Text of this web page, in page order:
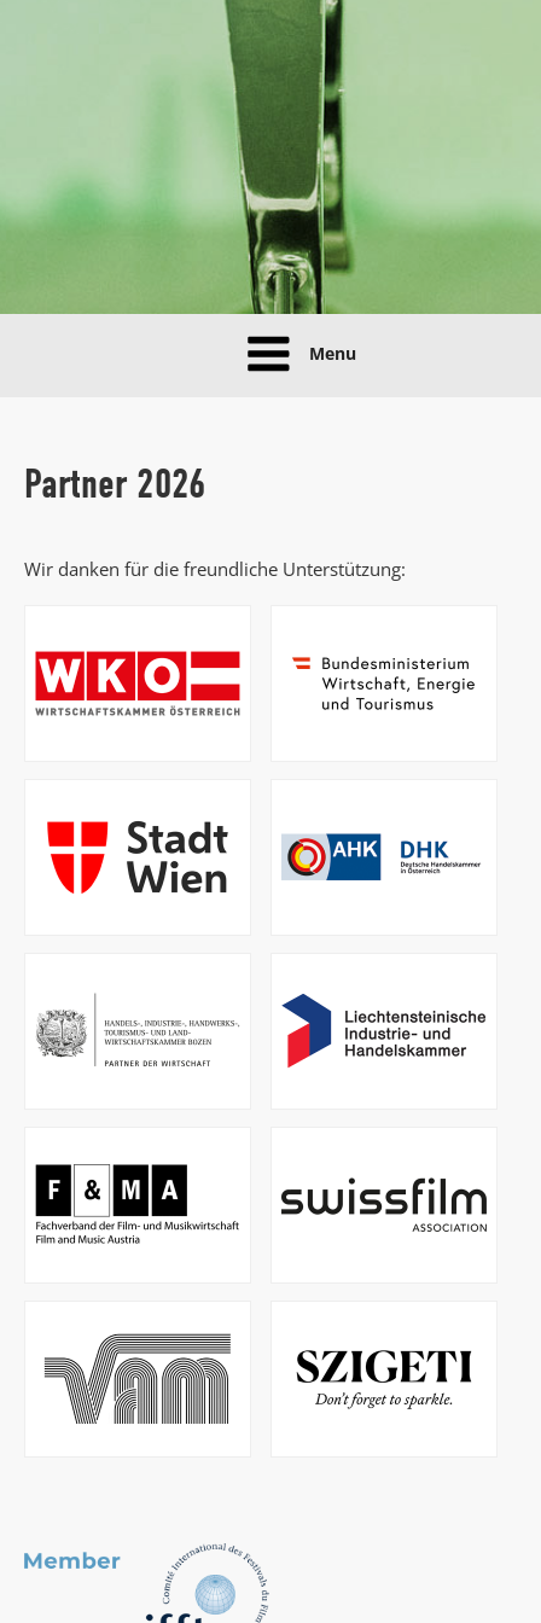
Menu
Partner 2026
Wir danken für die freundliche Unterstützung: